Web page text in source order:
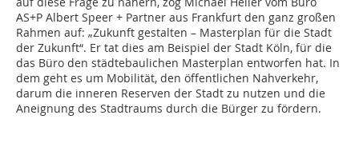
AS+P Albert Speer + Partner aus Frankfurt den ganz großen
Rahmen auf: „Zukunft gestalten – Masterplan für die Stadt
der Zukunft“. Er tat dies am Beispiel der Stadt Köln, für die
das Büro den städtebaulichen Masterplan entworfen hat. In
dem geht es um Mobilität, den öffentlichen Nahverkehr,
darum die inneren Reserven der Stadt zu nutzen und die
Aneignung des Stadtraums durch die Bürger zu fördern.